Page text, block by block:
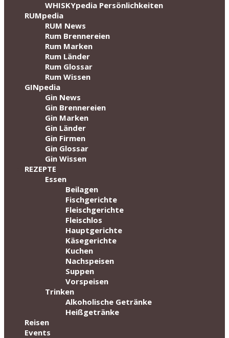
WHISKYpedia Persönlichkeiten
RUMpedia
RUM News
Rum Brennereien
Rum Marken
Rum Länder
Rum Glossar
Rum Wissen
GINpedia
Gin News
Gin Brennereien
Gin Marken
Gin Länder
Gin Firmen
Gin Glossar
Gin Wissen
REZEPTE
Essen
Beilagen
Fischgerichte
Fleischgerichte
Fleischlos
Hauptgerichte
Käsegerichte
Kuchen
Nachspeisen
Suppen
Vorspeisen
Trinken
Alkoholische Getränke
Heißgetränke
Reisen
Events